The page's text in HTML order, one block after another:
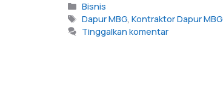
Bisnis
Dapur MBG,Kontraktor Dapur MBG
Tinggalkan komentar